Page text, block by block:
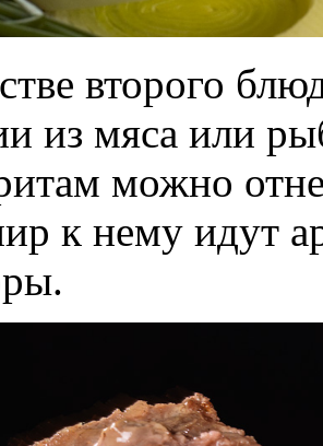
второго
из мяса или
можно
к нему идут